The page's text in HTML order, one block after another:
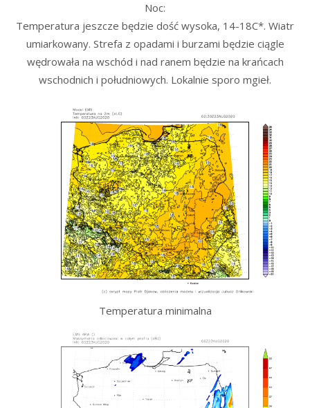
Noc:
Temperatura jeszcze będzie dość wysoka, 14-18C*. Wiatr
umiarkowany. Strefa z opadami i burzami będzie ciągle
wędrowała na wschód i nad ranem będzie na krańcach
wschodnich i południowych. Lokalnie sporo mgieł.
Temperatura minimalna